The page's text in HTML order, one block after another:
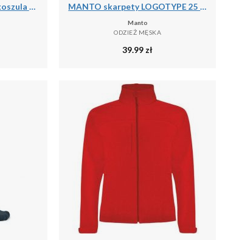
Travel Packaway męska koszula z krótkim rękawem MANTO skarpety LOGOTYPE 25 czarne
Manto
ODZIEŻ MĘSKA
39.99 zł